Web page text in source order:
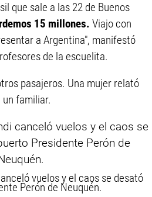
que sale a las 22 de Buenos
15 millones. Viajo con
a Argentina", manifestó
de la escuelita.
pasajeros. Una mujer relató
un familiar.
vuelos y el caos se desató
Perón de Neuquén.